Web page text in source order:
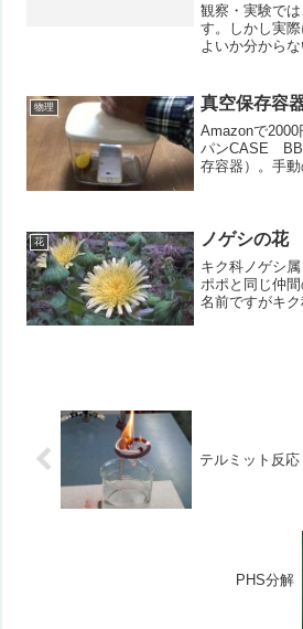
観察・実験で
す。しかし実
よいか分から
として整理し
視点で考える
物理 真空保存容
Amazonで
パンCASE
存容器）。手動
で見てわか...
花 ノゲシの花
キク科ノゲシ
ポポと同じ仲間
名前ですがキク
テルミット反応
PHS分解